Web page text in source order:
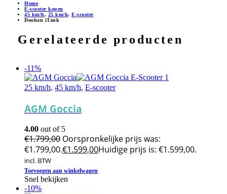
Home
E-scooter kopen
45 km/h, 25 km/h, E-scooter
Doohan iTank
Gerelateerde producten
-11%
25 km/h, 45 km/h, E-scooter
AGM Goccia
4.00 out of 5
€1.799,00 Oorspronkelijke prijs was:
€1.799,00.€1.599,00Huidige prijs is: €1.599,00.
incl. BTW
Toevoegen aan winkelwagen
Snel bekijken
-10%